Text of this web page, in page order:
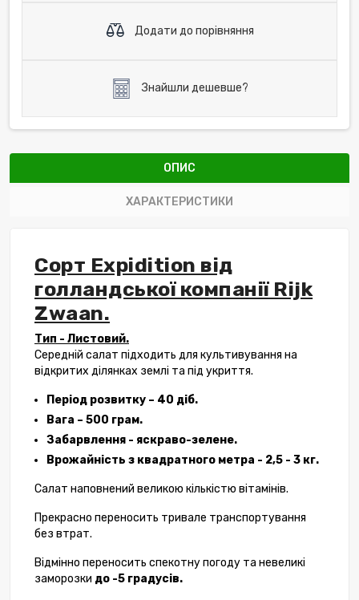
Додати до порівняння
Знайшли дешевше?
ОПИС
ХАРАКТЕРИСТИКИ
Сорт Expidition від
голландської компанії Rijk
Zwaan.
Тип - Листовий.
Середній салат підходить для культивування на
відкритих ділянках землі та під укриття.
Період розвитку – 40 діб.
Вага – 500 грам.
Забарвлення - яскраво-зелене.
Врожайність з квадратного метра - 2,5 - 3 кг.
Салат наповнений великою кількістю вітамінів.
Прекрасно переносить тривале транспортування
без втрат.
Відмінно переносить спекотну погоду та невеликі
заморозки до -5 градусів.